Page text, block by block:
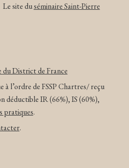
Le site duséminaire Saint-Pierre
du District de France
à l’ordre de FSSP Chartres/ reçu
déductible IR (66%), IS (60%),
pratiques.
.